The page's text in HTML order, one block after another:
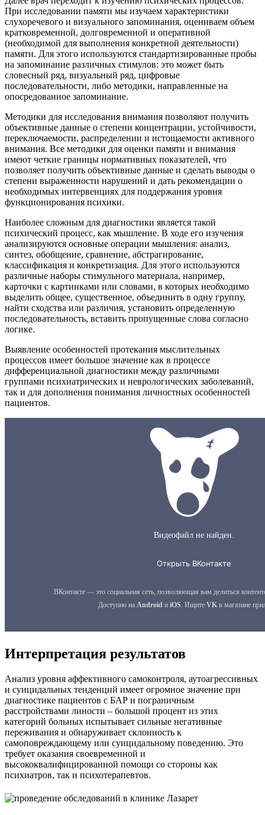
При исследовании памяти мы изучаем характеристики
слухоречевого и визуального запоминания, оцениваем объем
кратковременной, долговременной и оперативной
(необходимой для выполнения конкретной деятельности)
памяти. Для этого используются стандартизированные пробы
на запоминание различных стимулов: это может быть
словесный ряд, визуальный ряд, цифровые
последовательности, либо методики, направленные на
опосредованное запоминание.
Методики для исследования внимания позволяют получить
объективные данные о степени концентрации, устойчивости,
переключаемости, распределении и истощаемости активного
внимания. Все методики для оценки памяти и внимания
имеют четкие границы нормативных показателей, что
позволяет получить объективные данные и сделать выводы о
степени выраженности нарушений и дать рекомендации о
необходимых интервенциях для поддержания уровня
функционирования психики.
Наиболее сложным для диагностики является такой
психический процесс, как мышление. В ходе его изучения
анализируются основные операции мышления: анализ,
синтез, обобщение, сравнение, абстрагирование,
классификация и конкретизация. Для этого используются
различные наборы стимульного материала, например,
карточки с картинками или словами, в которых необходимо
выделить общее, существенное, объединить в одну группу,
найти сходства или различия, установить определенную
последовательность, вставить пропущенные слова согласно
логике.
Выявление особенностей протекания мыслительных
процессов имеет большое значение как в процессе
дифференциальной диагностики между различными
группами психиатрических и неврологических заболеваний,
так и для дополнения понимания личностных особенностей
пациентов.
Интерпретация результатов
Анализ уровня аффективного самоконтроля, аутоагрессивных
и суицидальных тенденций имеет огромное значение при
диагностике пациентов с БАР и пограничным
расстройствами линости – большой процент из этих
категорий больных испытывает сильные негативные
переживания и обнаруживает склонность к
самоповреждающему или суицидальному поведению. Это
требует оказания своевременной и
высококвалифицированной помощи со стороны как
психиатров, так и психотерапевтов.